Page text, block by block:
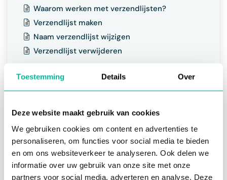
Toestemming Details Over
Deze website maakt gebruik van cookies
We gebruiken cookies om content en advertenties te
personaliseren, om functies voor social media te bieden
en om ons websiteverkeer te analyseren. Ook delen we
informatie over uw gebruik van onze site met onze
partners voor social media, adverteren en analyse. Deze
Waarom werken met verzendlijsten?
Verzendlijst maken
Naam verzendlijst wijzigen
Verzendlijst verwijderen
Abonneelijst opstellen
Waarom werken met abonnees
Leden automatisch toevoegen
Nieuwe contacten toevoegen
Abonneelijst laten groeien via
inschrijvingsformulieren
Abonnee afmelden